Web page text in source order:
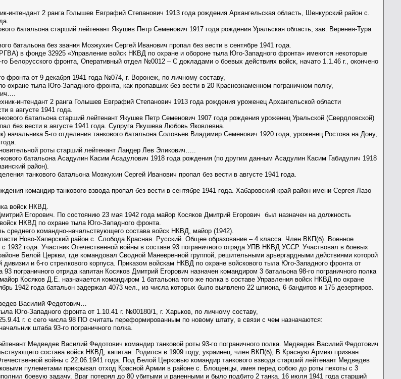
интендант 2 ранга Голышев Евграфий Степанович 1913 года рождения Архангельская область, Шенкурский район с.
батальона старший лейтенант Якушев Петр Семенович 1917 года рождения Уральская область, зав. Веренея-Тура
батальона без звания Мозжухин Сергей Иванович пропал без вести в сентябре 1941 года.
в фонде 32925 «Управление войск НКВД по охране и обороне тыла Юго-Западного фронта» имеются некоторые
Белорусского фронта, Оперативный отдел №0012 – С докладами о боевых действиях войск, начато 1.1.46 г., окончено
фронта от 9 декабря 1941 года №074, г. Воронеж, по личному составу,
охране тыла Юго-Западного фронта, как пропавших без вести в 20 Краснознаменном пограничном полку,
интендант 2 ранга Голышев Евграфий Степанович 1913 года рождения уроженец Архангельской области
в августе 1941 года.
батальона старший лейтенант Якушев Петр Семенович 1907 года рождения уроженец Уральской (Свердловской)
без вести в августе 1941 года. Супруга Якушева Любовь Яковлевна.
5-го отделения танкового батальона Соловьев Владимир Семенович 1920 года, уроженец Ростова на Дону,
роты старший лейтенант Ландер Лев Эликович…..
батальона Асадулин Касим Асадулович 1918 года рождения (по другим данным Асадулин Касим Габидулич 1918
район).
танкового батальона Мозжухин Сергей Иванович пропал без вести в августе 1941 года.
командир танкового взвода пропал без вести в сентябре 1941 года. Хабаровский край район имени Сергея Лазо
войск НКВД.
Егорович. По состоянию 23 мая 1942 года майор Косяков Дмитрий Егорович был назначен на должность
НКВД по охране тыла Юго-Западного фронта.
среднего командно-начальствующего состава войск НКВД, майор (1942).
Ново-Хаперский район с. Слобода Красная. Русский. Общее образование – 4 класса. Член ВКП(б). Военное
года. Участник Отечественной войны в составе 93 пограничного отряда УПВ НКВД УССР. Участвовал в боевых
Белой Церкви, где командовал Сводной Маневренной группой, решительными арьергардными действиями которой
дивизии и 6-го стрелкового корпуса. Приказом войскам НКВД по охране войскового тыла Юго-Западного фронта от
пограничного отряда капитан Косяков Дмитрий Егорович назначен командиром 3 батальона 98-го пограничного полка
Косяков Д.Е. назначается командиром 1 батальона того же полка в составе Управления войск НКВД по охране
1942 года батальон задержал 4073 чел., из числа которых было выявлено 22 шпиона, 6 бандитов и 175 дезертиров.
Василий Федотович…
Юго-Западного фронта от 1.10.41 г. №00180/1, г. Харьков, по личному составу,
г. с сего числа 98 ПО считать переформированным по новому штату, в связи с чем назначаются:
штаба 93-го пограничного полка.
Медведев Василий Федотович командир танковой роты 93-го пограничного полка. Медведев Василий Федотович
состава войск НКВД, капитан. Родился в 1909 году, украинец, член ВКП(б), В Красную Армию призван
войны с 22.06.1941 года. Под Белой Церковью командир танкового взвода старший лейтенант Медведев
пулеметами прикрывал отход Красной Армии в районе с. Блощенцы, имея перед собою до роты пехоты с 3
боевую задачу. Враг потерял до 80 убитыми и раненными и было подбито 2 танка. 16 июля 1941 года старший